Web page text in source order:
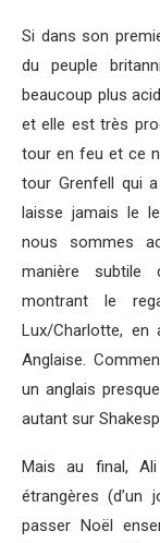
Si dans son
du peuple
beaucoup plus
et elle est très
tour en feu et ce
tour Grenfell qui
laisse jamais le
nous sommes
manière subtile
montrant le
Lux/Charlotte, en
Anglaise.
un anglais
autant sur
Mais au final,
étrangères (d’un
passer Noël